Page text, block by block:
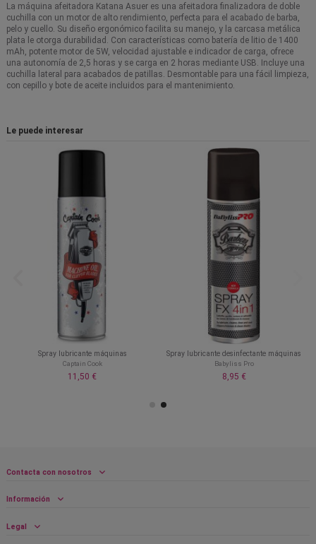
La máquina afeitadora Katana Asuer es una afeitadora finalizadora de doble
cuchilla con un motor de alto rendimiento, perfecta para el acabado de barba,
pelo y cuello. Su diseño ergonómico facilita su manejo, y la carcasa metálica
plata le otorga durabilidad. Con características como batería de litio de 1400
mAh, potente motor de 5W, velocidad ajustable e indicador de carga, ofrece
una autonomía de 2,5 horas y se carga en 2 horas mediante USB. Incluye una
cuchilla lateral para acabados de patillas. Desmontable para una fácil limpieza,
con cepillo y bote de aceite incluidos para el mantenimiento.
Le puede interesar
Spray lubricante máquinas
Captain Cook
11,50 €
Spray lubricante desinfectante máquinas
Babyliss Pro
8,95 €
Contacta con nosotros
Información
Legal